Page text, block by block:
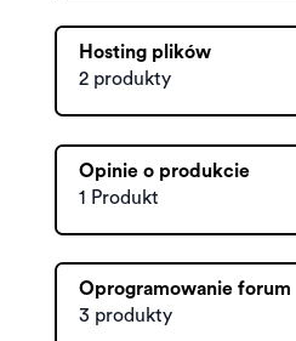
Hosting plików
2 produkty
Opinie o produkcie
1 Produkt
Oprogramowanie forum
3 produkty